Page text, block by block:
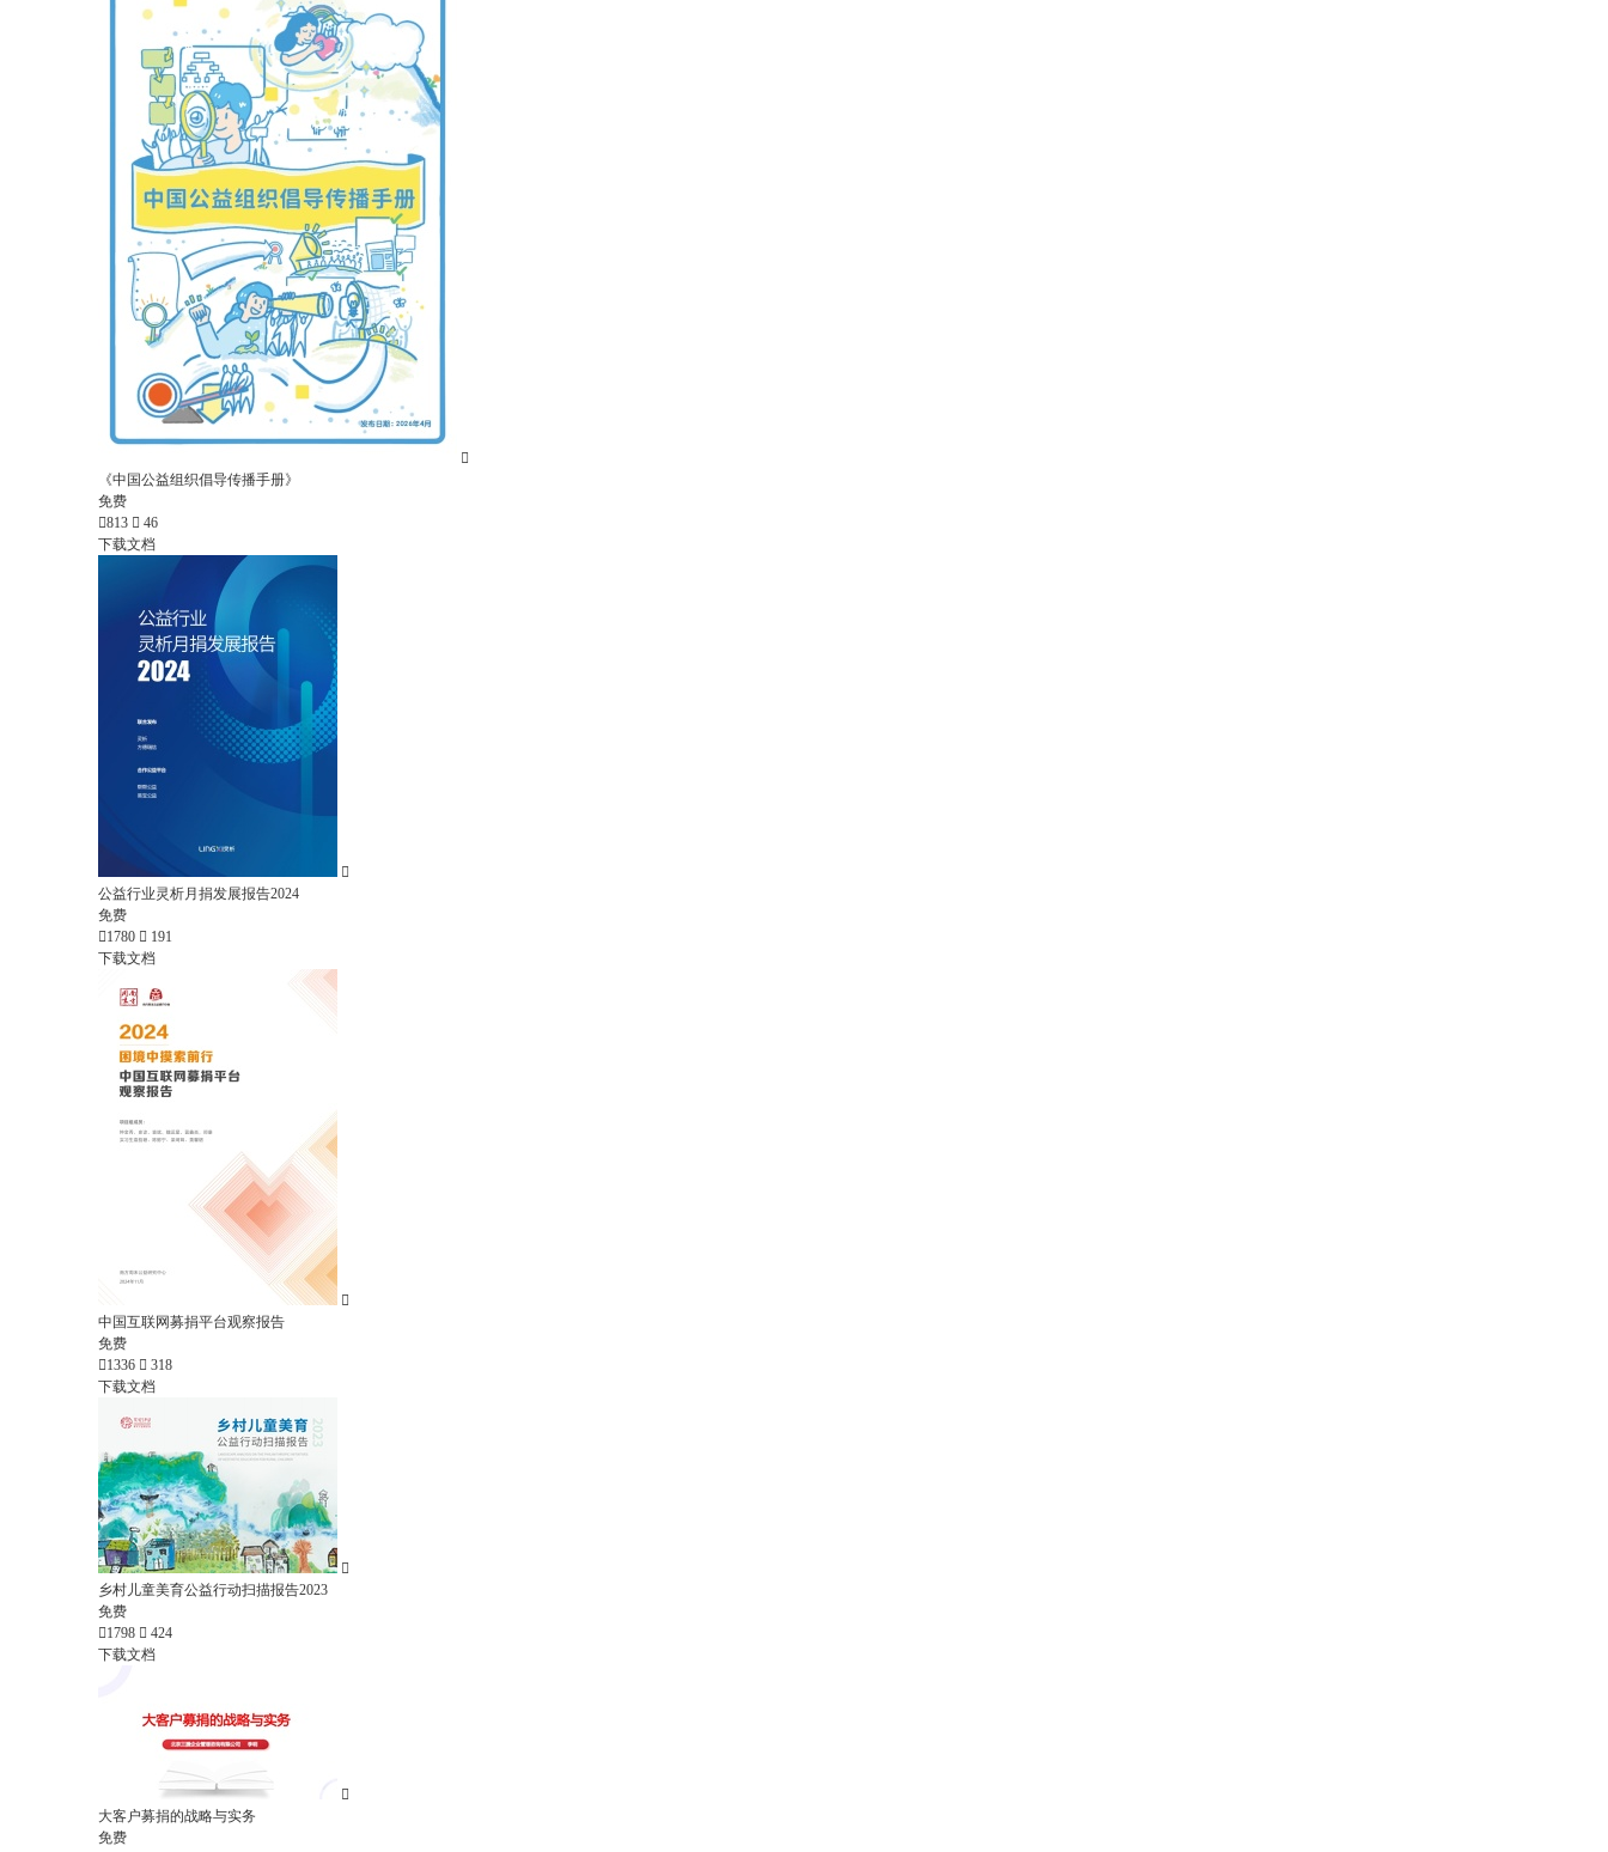

《中国公益组织倡导传播手册》
免费
813  46
下载文档

公益行业灵析月捐发展报告2024
免费
1780  191
下载文档

中国互联网募捐平台观察报告
免费
1336  318
下载文档

乡村儿童美育公益行动扫描报告2023
免费
1798  424
下载文档

大客户募捐的战略与实务
免费